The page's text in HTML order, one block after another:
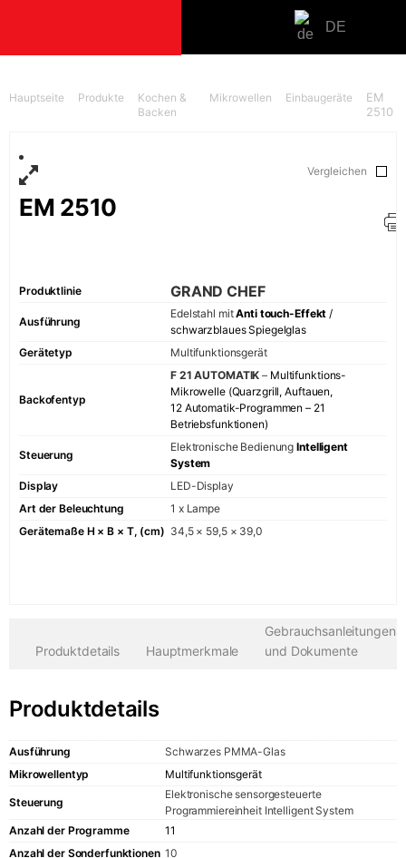
DE
Backöfen
Lüften
Wandessen
KAISER
Retro-
Art Deco
Hauptseite Produkte
Kochen &
Backen
Mikrowellen Einbaugeräte
EM
2510
EM 2510
Vergleichen
Produktlinie GRAND CHEF
Ausführung
Edelstahl mitAnti touch-Effekt /
schwarzblaues Spiegelglas
Gerätetyp
Multifunktionsgerät
Backofentyp
F 21 AUTOMATIK – Multifunktions-
Mikrowelle (Quarzgrill, Auftauen,
12 Automatik-Programmen – 21
Betriebsfunktionen)
Steuerung
Elektronische BedienungIntelligent
System
Display
LED-Display
Art der Beleuchtung
1 x Lampe
Gerätemaße H × B × T, (cm) 34,5 × 59,5 × 39,0
Produktdetails Hauptmerkmale
Gebrauchsanleitungen
und Dokumente
Produktdetails
Ausführung
Schwarzes PMMA-Glas
Mikrowellentyp
Multifunktionsgerät
Steuerung
Elektronische sensorgesteuerte
Programmiereinheit Intelligent System
Anzahl der Programme
11
Anzahl der Sonderfunktionen 10